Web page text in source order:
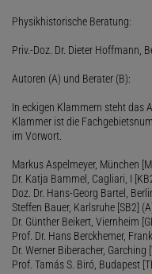
Physikhistorische Beratung:
Priv.-Doz. Dr. Dieter Hoffmann,
Autoren (A) und Berater (B):
In eckigen Klammern steht das
Klammer ist die
im Vorwort.
Markus Aspelmeyer, München
Dr. Katja Bammel, Cagliari, I
Doz. Dr. Hans-Georg Bartel,
Steffen Bauer, Karlsruhe [SB2]
Dr. Günther Beikert, Viernheim
Prof. Dr. Hans Berckhemer,
Dr. Werner Biberacher, Garching
Prof. Tamás S. Biró, Budapest